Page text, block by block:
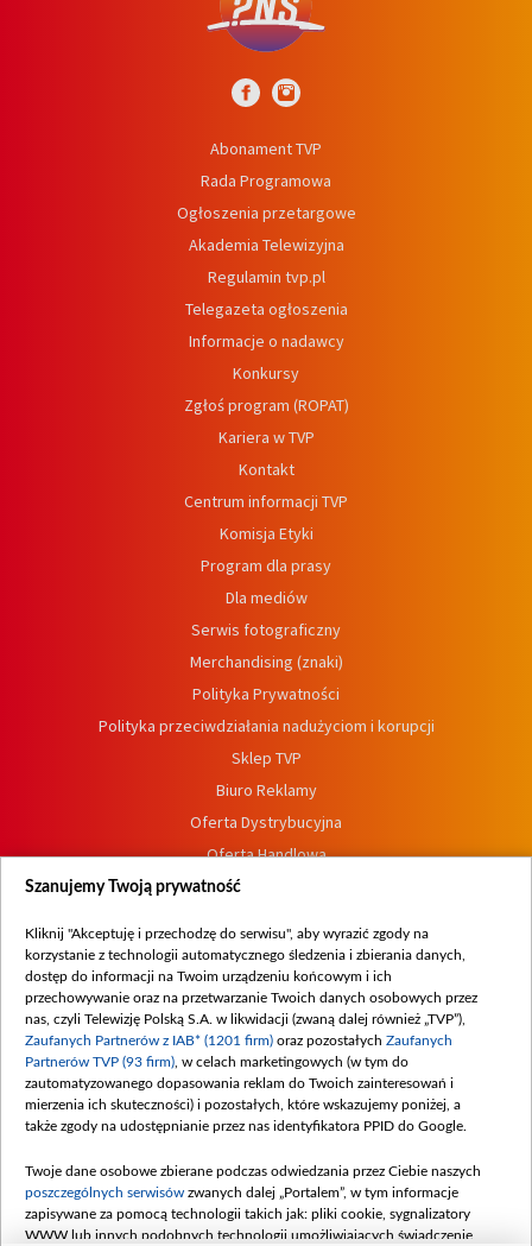
Abonament TVP
Rada Programowa
Ogłoszenia przetargowe
Akademia Telewizyjna
Regulamin tvp.pl
Telegazeta ogłoszenia
Informacje o nadawcy
Konkursy
Zgłoś program (ROPAT)
Kariera w TVP
Kontakt
Centrum informacji TVP
Komisja Etyki
Program dla prasy
Dla mediów
Serwis fotograficzny
Merchandising (znaki)
Polityka Prywatności
Polityka przeciwdziałania nadużyciom i korupcji
Sklep TVP
Biuro Reklamy
Oferta Dystrybucyjna
Oferta Handlowa
Dostępność
Procedura zgłoszeń wewnętrznych
Szanujemy Twoją prywatność
Kliknij "Akceptuję i przechodzę do serwisu", aby wyrazić zgody na
korzystanie z technologii automatycznego śledzenia i zbierania danych,
dostęp do informacji na Twoim urządzeniu końcowym i ich
przechowywanie oraz na przetwarzanie Twoich danych osobowych przez
nas, czyli Telewizję Polską S.A. w likwidacji (zwaną dalej również „TVP”),
Zaufanych Partnerów z IAB* (1201 firm) oraz pozostałych Zaufanych
Partnerów TVP (93 firm) , w celach marketingowych (w tym do
zautomatyzowanego dopasowania reklam do Twoich zainteresowań i
mierzenia ich skuteczności) i pozostałych, które wskazujemy poniżej, a
także zgody na udostępnianie przez nas identyfikatora PPID do Google.
Twoje dane osobowe zbierane podczas odwiedzania przez Ciebie naszych
poszczególnych serwisów zwanych dalej „Portalem”, w tym informacje
zapisywane za pomocą technologii takich jak: pliki cookie, sygnalizatory
WWW lub innych podobnych technologii umożliwiających świadczenie